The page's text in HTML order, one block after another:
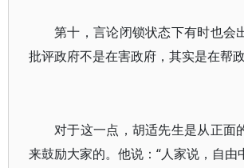
第十，言论闭锁状态下有时也会
批评政府不是在害政府，其实是在帮政
对于这一点，胡适先生是从正面
来鼓励大家的。他说：“人家说，自由